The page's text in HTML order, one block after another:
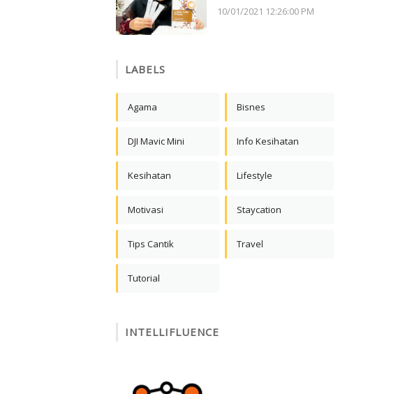
10/01/2021 12:26:00 PM
LABELS
Agama Bisnes
DJI Mavic Mini Info Kesihatan
Kesihatan Lifestyle
Motivasi Staycation
Tips Cantik Travel
Tutorial
INTELLIFLUENCE